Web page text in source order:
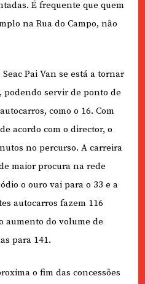
É frequente que quem
na Rua do Campo, não
Pai Van se está a tornar
servir de ponto de
como o 16. Com
acordo com o director, o
no percurso. A carreira
maior procura na rede
o ouro vai para o 33 e a
autocarros fazem 116
aumento do volume de
para 141.
o fim das concessões